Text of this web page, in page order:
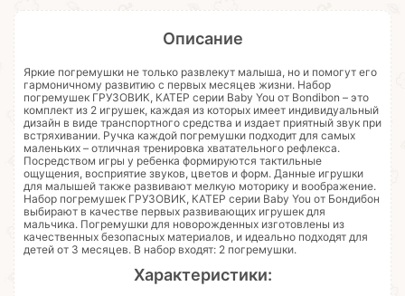
Описание
Яркие погремушки не только развлекут малыша, но и помогут его
гармоничному развитию с первых месяцев жизни. Набор
погремушек ГРУЗОВИК, КАТЕР серии Baby You от Bondibon – это
комплект из 2 игрушек, каждая из которых имеет индивидуальный
дизайн в виде транспортного средства и издает приятный звук при
встряхивании. Ручка каждой погремушки подходит для самых
маленьких – отличная тренировка хватательного рефлекса.
Посредством игры у ребенка формируются тактильные
ощущения, восприятие звуков, цветов и форм. Данные игрушки
для малышей также развивают мелкую моторику и воображение.
Набор погремушек ГРУЗОВИК, КАТЕР серии Baby You от Бондибон
выбирают в качестве первых развивающих игрушек для
мальчика. Погремушки для новорожденных изготовлены из
качественных безопасных материалов, и идеально подходят для
детей от 3 месяцев. В набор входят: 2 погремушки.
Характеристики: